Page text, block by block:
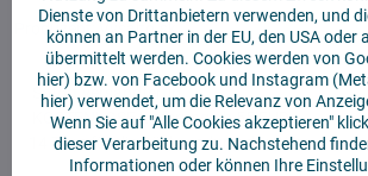
Produzent: Vysajto.sk
✅ Sofort versandfertig
✅ KOSTENLOSE Lieferung ab 55 EUR
✅14 Tage für die Rücksendung der Ware
Dienste von Drittanbietern verwenden, und
können an Partner in der EU, den USA oder
übermittelt werden. Cookies werden von
hier) bzw. von Facebook und Instagram
hier) verwendet, um die Relevanz von
Wenn Sie auf "Alle Cookies akzeptieren"
dieser Verarbeitung zu. Nachstehend
Informationen oder können Ihre